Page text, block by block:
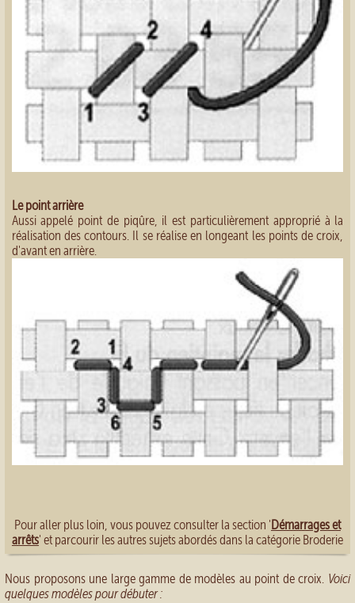
Le point arrière
Aussi appelé point de piqûre, il est particulièrement approprié à la
réalisation des contours. Il se réalise en longeant les points de croix,
d'avant en arrière.
Pour aller plus loin, vous pouvez consulter la section 'Démarrages et
arrêts' et parcourir les autres sujets abordés dans la catégorie Broderie
Nous proposons une large gamme de modèles au point de croix. Voici
quelques modèles pour débuter :